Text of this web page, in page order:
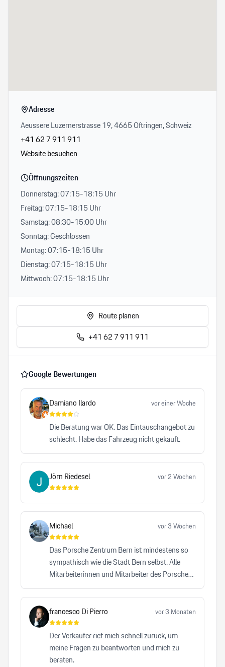
Adresse
Aeussere Luzernerstrasse 19, 4665 Oftringen, Schweiz
+41 62 7 911 911
Website besuchen
Öffnungszeiten
Donnerstag: 07:15-18:15 Uhr
Freitag: 07:15-18:15 Uhr
Samstag: 08:30-15:00 Uhr
Sonntag: Geschlossen
Montag: 07:15-18:15 Uhr
Dienstag: 07:15-18:15 Uhr
Mittwoch: 07:15-18:15 Uhr
Route planen
+41 62 7 911 911
Google Bewertungen
Damiano Ilardo vor einer Woche
Die Beratung war OK. Das Eintauschangebot zu
schlecht. Habe das Fahrzeug nicht gekauft.
Jörn Riedesel vor 2 Wochen
Michael vor 3 Wochen
Das Porsche Zentrum Bern ist mindestens so
sympathisch wie die Stadt Bern selbst. Alle
Mitarbeiterinnen und Mitarbeiter des Porsche
Zentrums Bern leisten einen bemerkenswerten
Beitrag dazu, dass die Traditionsmarke Porsche
auf höchstem Niveau repräsentiert wird. Kein
anderes Autohaus, das ich bisher besucht habe,
hat mich mit einer vergleichbaren Herzlichkeit,
Professionalität und Zuverlässigkeit überzeugt.
francesco Di Pierro vor 3 Monaten
Der Verkäufer rief mich schnell zurück, um
meine Fragen zu beantworten und mich zu
beraten.